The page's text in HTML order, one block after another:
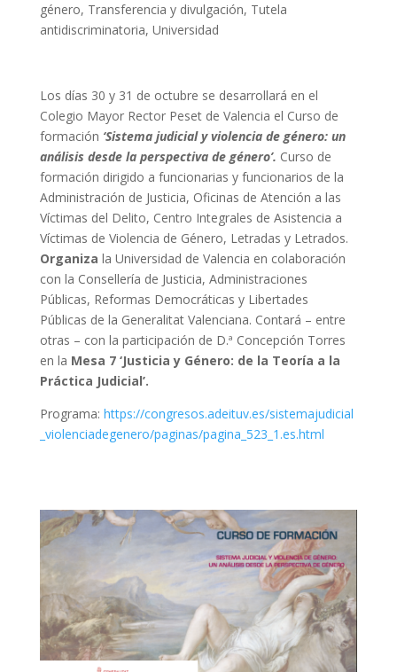
género, Transferencia y divulgación, Tutela
antidiscriminatoria, Universidad
Los días 30 y 31 de octubre se desarrollará en el
Colegio Mayor Rector Peset de Valencia el Curso de
formación ‘Sistema judicial y violencia de género: un
análisis desde la perspectiva de género’. Curso de
formación dirigido a funcionarias y funcionarios de la
Administración de Justicia, Oficinas de Atención a las
Víctimas del Delito, Centro Integrales de Asistencia a
Víctimas de Violencia de Género, Letradas y Letrados.
Organiza la Universidad de Valencia en colaboración
con la Consellería de Justicia, Administraciones
Públicas, Reformas Democráticas y Libertades
Públicas de la Generalitat Valenciana. Contará – entre
otras – con la participación de D.ª Concepción Torres
en la Mesa 7 ‘Justicia y Género: de la Teoría a la
Práctica Judicial’.
Programa: https://congresos.adeituv.es/sistemajudicial
_violenciadegenero/paginas/pagina_523_1.es.html